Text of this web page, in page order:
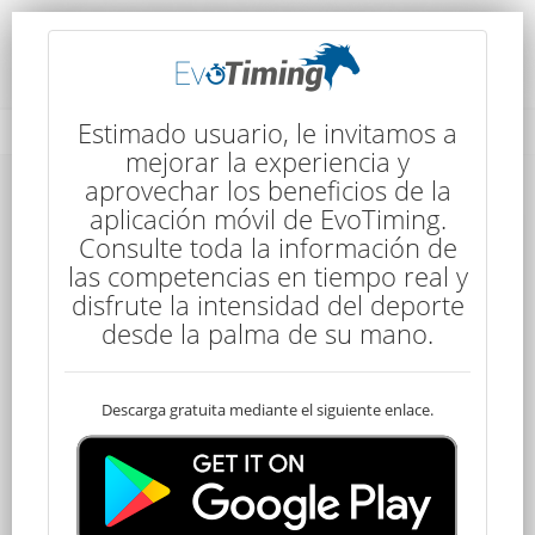
Detalles de la Competencia
Detalles de la Competencia
Senior
100 kms
7:15
4 Etapas
Estimado usuario, le invitamos a
mejorar la experiencia y
aprovechar los beneficios de la
aplicación móvil de EvoTiming.
Consulte toda la información de
las competencias en tiempo real y
disfrute la intensidad del deporte
desde la palma de su mano.
Descarga gratuita mediante el siguiente enlace.